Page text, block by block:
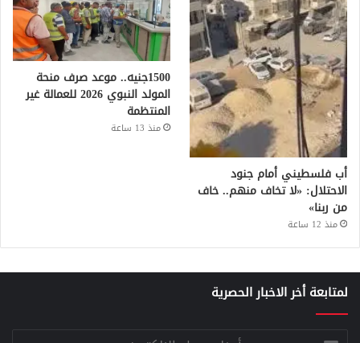
أب فلسطيني أمام جنود
الاحتلال: «لا تخاف منهم.. خاف
من ربنا»
منذ 12 ساعة
1500جنيه.. موعد صرف منحة
المولد النبوي 2026 للعمالة غير
المنتظمة
منذ 13 ساعة
لمتابعة أخر الاخبار الحصرية
أدخل